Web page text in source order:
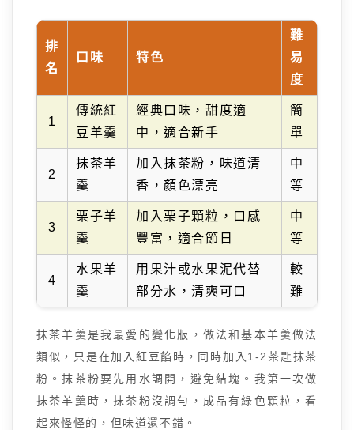
排
名
口味 特色
難
易
度
1
傳統紅
豆羊羹
經典口味，甜度適
中，適合新手
簡
單
2
抹茶羊
羹
加入抹茶粉，味道清
香，顏色漂亮
中
等
3
栗子羊
羹
加入栗子顆粒，口感
豐富，適合節日
中
等
4
水果羊
羹
用果汁或水果泥代替
部分水，清爽可口
較
難
抹茶羊羹是我最愛的變化版，做法和基本羊羹做法
類似，只是在加入紅豆餡時，同時加入1-2茶匙抹茶
粉。抹茶粉要先用水調開，避免結塊。我第一次做
抹茶羊羹時，抹茶粉沒調勻，成品有綠色顆粒，看
起來怪怪的，但味道還不錯。